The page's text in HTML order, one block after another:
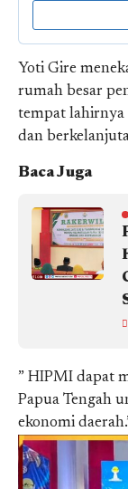
Yoti Gire
rumah besar
tempat lahirnya
dan
Baca Juga
” HIPMI dapat
Papua Tengah
ekonomi